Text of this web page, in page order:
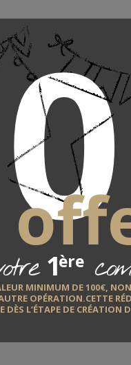
1ère
MINIMUM DE 100€,
OPÉRATION.CETTE
DÈS L’ÉTAPE DE CRÉATION
QUI